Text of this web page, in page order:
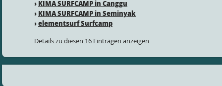
› KIMA SURFCAMP in Canggu
› KIMA SURFCAMP in Seminyak
›elementsurf Surfcamp
Details zu diesen 16 Einträgen anzeigen